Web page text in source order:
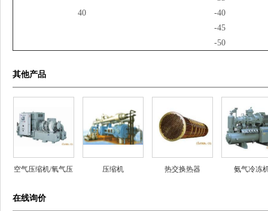
40
-40
-45
-50
其他产品
空气压缩机/氧气压 压缩机 热交换热器 氨气冷冻
在线询价